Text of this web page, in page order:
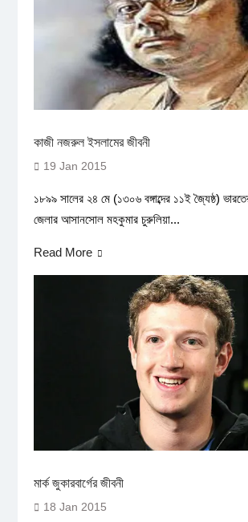
কাজী নজরুল ইসলামের জীবনী
19 Jan 2015
১৮৯৯ সালের ২৪ মে (১৩০৬ বঙ্গাব্দের ১১ই জ্যৈষ্ঠ) ভারতের
জেলার আসানসোল মহকুমার চুরুলিয়া...
Read More
মার্ক জুকারবার্গের জীবনী
18 Jan 2015